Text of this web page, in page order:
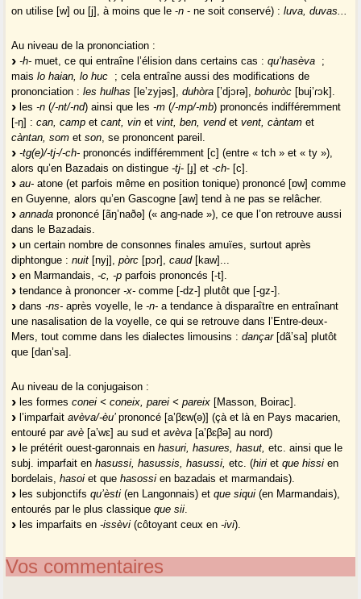
on utilise [w] ou [j], à moins que le -n- ne soit conservé) :luva, duvas...
Au niveau de la prononciation :
-h- muet, ce qui entraîne l’élision dans certains cas :qu’hasèva ;
maislo haian, lo huc ; cela entraîne aussi des modifications de
prononciation :les hulhas [le’zyjəs],duhòra [’djɔrə],bohuròc [buj’ɾɔk].
les-n(/-nt/-nd) ainsi que les-m (/-mp/-mb) prononcés indifféremment
[-ŋ] :can, campetcant, vinetvint, ben, vendetvent, càntamet
càntan, sometson, se prononcent pareil.
-tg(e)/-tj-/-ch-prononcés indifféremment [c] (entre « tch » et « ty »),
alors qu’en Bazadais on distingue-tj- [ɟ] et-ch- [c].
au-atone (et parfois même en position tonique) prononcé [ɒw] comme
en Guyenne, alors qu’en Gascogne [aw] tend à ne pas se relâcher.
annadaprononcé [ãŋ’naðə] (« ang-nade »), ce que l’on retrouve aussi
dans le Bazadais.
un certain nombre de consonnes finales amuïes, surtout après
diphtongue :nuit [nyj],pòrc [pɔɾ],caud [kaw]...
en Marmandais,-c, -pparfois prononcés [-t].
tendance à prononcer-x- comme [-dz-] plutôt que [-gz-].
dans-ns- après voyelle, le-n- a tendance à disparaître en entraînant
une nasalisation de la voyelle, ce qui se retrouve dans l’Entre-deux-
Mers, tout comme dans les dialectes limousins :dançar[dã’sa] plutôt
que [dan’sa].
Au niveau de la conjugaison :
les formesconei < coneix, parei < pareix [Masson, Boirac].
l’imparfaitavèva/-èu’prononcé [a’βɛw(ə)] (çà et là en Pays macarien,
entouré paravè [a’wɛ] au sud etavèva [a’βɛβə] au nord)
le prétérit ouest-garonnais enhasuri, hasures, hasut,etc. ainsi que le
subj. imparfait enhasussi, hasussis, hasussi,etc. (hirietque hissien
bordelais,hasoiet quehasossien bazadais et marmandais).
les subjonctifsqu’èsti(en Langonnais) etque siqui(en Marmandais),
entourés par le plus classiqueque sii.
les imparfaits en-issèvi(côtoyant ceux en-ivi).
Vos commentaires